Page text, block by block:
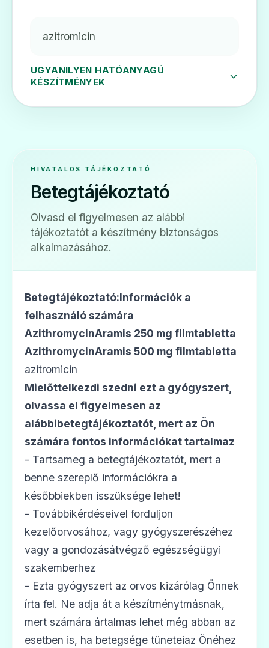
Ár: —
💊
Azithromycin
Ár: —
💊
Azithromycin 1 A Pharma 250 mg
Ár: —
ADATLAP
💊
Azithromycin 1 A Pharma 500 mg
filmtabletta
Ár: —
💊
azitromicin
UGYANILYEN HATÓANYAGÚ
KÉSZÍTMÉNYEK
HIVATALOS TÁJÉKOZTATÓ
Betegtájékoztató
Olvasd el figyelmesen az alábbi
tájékoztatót a készítmény biztonságos
alkalmazásához.
Betegtájékoztató:Információk a
felhasználó számára
AzithromycinAramis 250 mg filmtabletta
AzithromycinAramis 500 mg filmtabletta
azitromicin
Mielőttelkezdi szedni ezt a gyógyszert,
olvassa el figyelmesen az
alábbibetegtájékoztatót, mert az Ön
számára fontos információkat tartalmaz
- Tartsameg a betegtájékoztatót, mert a
benne szereplő információkra a
későbbiekben isszüksége lehet!
- Továbbikérdéseivel forduljon
kezelőorvosához, vagy gyógyszerészéhez
vagy a gondozásátvégző egészségügyi
szakemberhez
- Ezta gyógyszert az orvos kizárólag Önnek
írta fel. Ne adja át a készítménytmásnak,
mert számára ártalmas lehet még abban az
esetben is, ha betegsége tüneteiaz Önéhez